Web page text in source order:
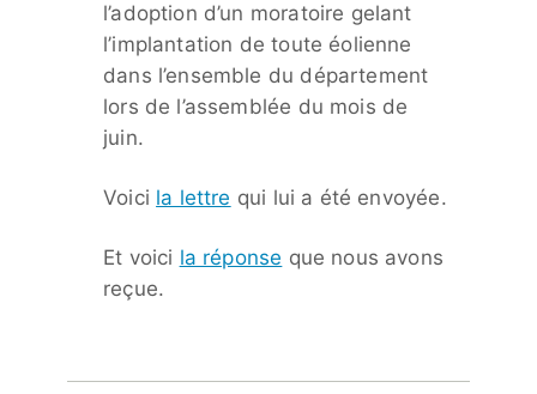
l’adoption d’un moratoire gelant
l’implantation de toute éolienne
dans l’ensemble du département
lors de l’assemblée du mois de
juin.
Voici la lettre qui lui a été envoyée.
Et voici la réponse que nous avons
reçue.